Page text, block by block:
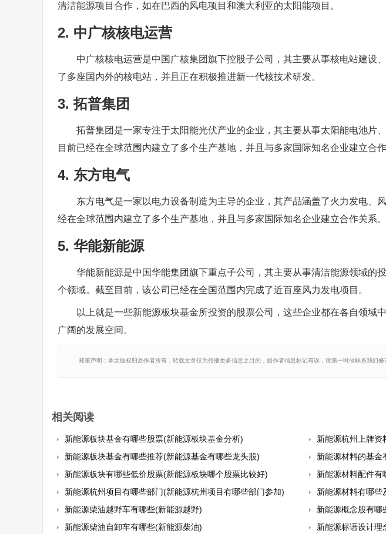
清洁能源项目合作，如在巴西的风电项目和澳大利亚的太阳能项目。
2. 中广核核电运营
中广核核电运营是中国广核集团旗下控股子公司，其主要从事核电站建设
了多座国内外的核电站，并且正在积极推进新一代核技术研发。
3. 拓普集团
拓普集团是一家专注于太阳能光伏产业的企业，其主要从事太阳能电池片
目前已经在全球范围内建立了多个生产基地，并且与多家国际知名企业建立合作
4. 东方电气
东方电气是一家以电力设备制造为主导的企业，其产品涵盖了火力发电、
经在全球范围内建立了多个生产基地，并且与多家国际知名企业建立合作关系。
5. 华能新能源
华能新能源是中国华能集团旗下重点子公司，其主要从事清洁能源领域的
个领域。截至目前，该公司已经在全国范围内完成了近百座风力发电项目。
以上就是一些新能源板块基金所投资的股票公司，这些企业都在各自领域
广阔的发展空间。
郑重声明：本文版权归原作者所有，转载文章仅为传播更多信息之目的，如作者信息标记有误，请第一时候联系我们修
相关阅读
新能源板块基金有哪些股票(新能源板块基金分析)
新能源杭州上牌资
新能源板块基金有哪些推荐(新能源基金有哪些龙头股)
新能源材料的基金
新能源板块有哪些低价股票(新能源板块哪个股票比较好)
新能源材料配件有
新能源杭州项目有哪些部门(新能源杭州项目有哪些部门参加)
新能源材料有哪些
新能源柴油越野车有哪些(新能源越野)
新能源概念股有哪
新能源柴油自卸车有哪些(新能源柴油)
新能源标语设计理